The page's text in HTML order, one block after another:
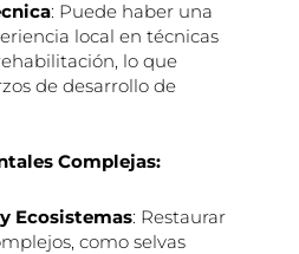
: Puede haber una
local en técnicas
lo que
de desarrollo de
Complejas:
Ecosistemas: Restaurar
como selvas